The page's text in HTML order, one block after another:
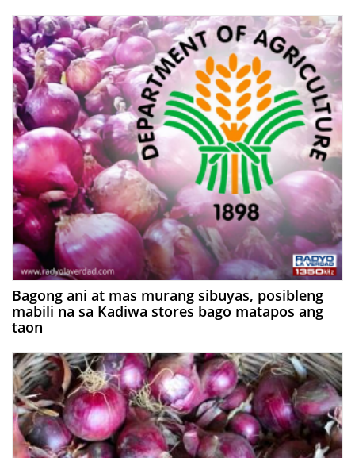
Bagong ani at mas murang sibuyas, posibleng
mabili na sa Kadiwa stores bago matapos ang
taon